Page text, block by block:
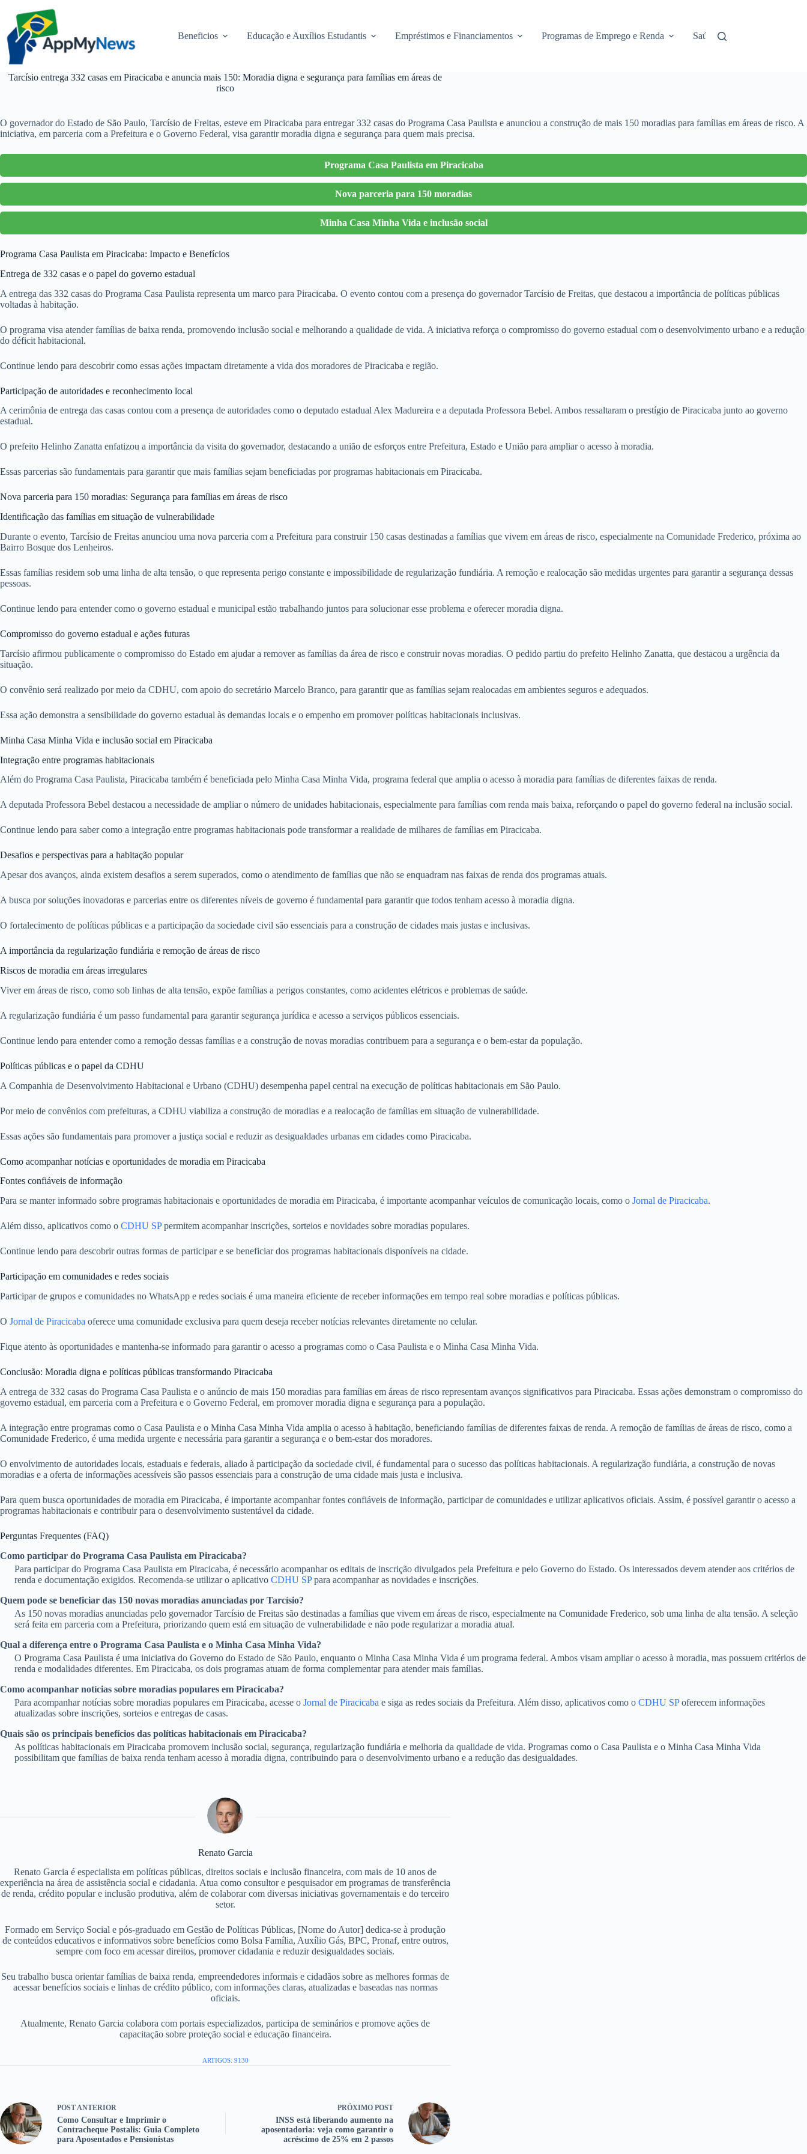
conteúdo
Beneficios Educação e Auxílios Estudantis Empréstimos e Financiamentos Programas de Emprego e Renda Saúde e Assistência
Tarcísio entrega 332 casas em Piracicaba e anuncia mais 150: Moradia digna e segurança para famílias em áreas de
risco
O governador do Estado de São Paulo, Tarcísio de Freitas, esteve em Piracicaba para entregar 332 casas do Programa Casa Paulista e anunciou a construção de mais 150 moradias para famílias em áreas de risco. A
iniciativa, em parceria com a Prefeitura e o Governo Federal, visa garantir moradia digna e segurança para quem mais precisa.
Programa Casa Paulista em Piracicaba
Nova parceria para 150 moradias
Minha Casa Minha Vida e inclusão social
Programa Casa Paulista em Piracicaba: Impacto e Benefícios
Entrega de 332 casas e o papel do governo estadual
A entrega das 332 casas do Programa Casa Paulista representa um marco para Piracicaba. O evento contou com a presença do governador Tarcísio de Freitas, que destacou a importância de políticas públicas
voltadas à habitação.
O programa visa atender famílias de baixa renda, promovendo inclusão social e melhorando a qualidade de vida. A iniciativa reforça o compromisso do governo estadual com o desenvolvimento urbano e a redução
do déficit habitacional.
Continue lendo para descobrir como essas ações impactam diretamente a vida dos moradores de Piracicaba e região.
Participação de autoridades e reconhecimento local
A cerimônia de entrega das casas contou com a presença de autoridades como o deputado estadual Alex Madureira e a deputada Professora Bebel. Ambos ressaltaram o prestígio de Piracicaba junto ao governo
estadual.
O prefeito Helinho Zanatta enfatizou a importância da visita do governador, destacando a união de esforços entre Prefeitura, Estado e União para ampliar o acesso à moradia.
Essas parcerias são fundamentais para garantir que mais famílias sejam beneficiadas por programas habitacionais em Piracicaba.
Nova parceria para 150 moradias: Segurança para famílias em áreas de risco
Identificação das famílias em situação de vulnerabilidade
Durante o evento, Tarcísio de Freitas anunciou uma nova parceria com a Prefeitura para construir 150 casas destinadas a famílias que vivem em áreas de risco, especialmente na Comunidade Frederico, próxima ao
Bairro Bosque dos Lenheiros.
Essas famílias residem sob uma linha de alta tensão, o que representa perigo constante e impossibilidade de regularização fundiária. A remoção e realocação são medidas urgentes para garantir a segurança dessas
pessoas.
Continue lendo para entender como o governo estadual e municipal estão trabalhando juntos para solucionar esse problema e oferecer moradia digna.
Compromisso do governo estadual e ações futuras
Tarcísio afirmou publicamente o compromisso do Estado em ajudar a remover as famílias da área de risco e construir novas moradias. O pedido partiu do prefeito Helinho Zanatta, que destacou a urgência da
situação.
O convênio será realizado por meio da CDHU, com apoio do secretário Marcelo Branco, para garantir que as famílias sejam realocadas em ambientes seguros e adequados.
Essa ação demonstra a sensibilidade do governo estadual às demandas locais e o empenho em promover políticas habitacionais inclusivas.
Minha Casa Minha Vida e inclusão social em Piracicaba
Integração entre programas habitacionais
Além do Programa Casa Paulista, Piracicaba também é beneficiada pelo Minha Casa Minha Vida, programa federal que amplia o acesso à moradia para famílias de diferentes faixas de renda.
A deputada Professora Bebel destacou a necessidade de ampliar o número de unidades habitacionais, especialmente para famílias com renda mais baixa, reforçando o papel do governo federal na inclusão social.
Continue lendo para saber como a integração entre programas habitacionais pode transformar a realidade de milhares de famílias em Piracicaba.
Desafios e perspectivas para a habitação popular
Apesar dos avanços, ainda existem desafios a serem superados, como o atendimento de famílias que não se enquadram nas faixas de renda dos programas atuais.
A busca por soluções inovadoras e parcerias entre os diferentes níveis de governo é fundamental para garantir que todos tenham acesso à moradia digna.
O fortalecimento de políticas públicas e a participação da sociedade civil são essenciais para a construção de cidades mais justas e inclusivas.
A importância da regularização fundiária e remoção de áreas de risco
Riscos de moradia em áreas irregulares
Viver em áreas de risco, como sob linhas de alta tensão, expõe famílias a perigos constantes, como acidentes elétricos e problemas de saúde.
A regularização fundiária é um passo fundamental para garantir segurança jurídica e acesso a serviços públicos essenciais.
Continue lendo para entender como a remoção dessas famílias e a construção de novas moradias contribuem para a segurança e o bem-estar da população.
Políticas públicas e o papel da CDHU
A Companhia de Desenvolvimento Habitacional e Urbano (CDHU) desempenha papel central na execução de políticas habitacionais em São Paulo.
Por meio de convênios com prefeituras, a CDHU viabiliza a construção de moradias e a realocação de famílias em situação de vulnerabilidade.
Essas ações são fundamentais para promover a justiça social e reduzir as desigualdades urbanas em cidades como Piracicaba.
Como acompanhar notícias e oportunidades de moradia em Piracicaba
Fontes confiáveis de informação
Para se manter informado sobre programas habitacionais e oportunidades de moradia em Piracicaba, é importante acompanhar veículos de comunicação locais, como o Jornal de Piracicaba.
Além disso, aplicativos como o CDHU SPpermitem acompanhar inscrições, sorteios e novidades sobre moradias populares.
Continue lendo para descobrir outras formas de participar e se beneficiar dos programas habitacionais disponíveis na cidade.
Participação em comunidades e redes sociais
Participar de grupos e comunidades no WhatsApp e redes sociais é uma maneira eficiente de receber informações em tempo real sobre moradias e políticas públicas.
O Jornal de Piracicaba oferece uma comunidade exclusiva para quem deseja receber notícias relevantes diretamente no celular.
Fique atento às oportunidades e mantenha-se informado para garantir o acesso a programas como o Casa Paulista e o Minha Casa Minha Vida.
Conclusão: Moradia digna e políticas públicas transformando Piracicaba
A entrega de 332 casas do Programa Casa Paulista e o anúncio de mais 150 moradias para famílias em áreas de risco representam avanços significativos para Piracicaba. Essas ações demonstram o compromisso do
governo estadual, em parceria com a Prefeitura e o Governo Federal, em promover moradia digna e segurança para a população.
A integração entre programas como o Casa Paulista e o Minha Casa Minha Vida amplia o acesso à habitação, beneficiando famílias de diferentes faixas de renda. A remoção de famílias de áreas de risco, como a
Comunidade Frederico, é uma medida urgente e necessária para garantir a segurança e o bem-estar dos moradores.
O envolvimento de autoridades locais, estaduais e federais, aliado à participação da sociedade civil, é fundamental para o sucesso das políticas habitacionais. A regularização fundiária, a construção de novas
moradias e a oferta de informações acessíveis são passos essenciais para a construção de uma cidade mais justa e inclusiva.
Para quem busca oportunidades de moradia em Piracicaba, é importante acompanhar fontes confiáveis de informação, participar de comunidades e utilizar aplicativos oficiais. Assim, é possível garantir o acesso a
programas habitacionais e contribuir para o desenvolvimento sustentável da cidade.
Perguntas Frequentes (FAQ)
Como participar do Programa Casa Paulista em Piracicaba?
Para participar do Programa Casa Paulista em Piracicaba, é necessário acompanhar os editais de inscrição divulgados pela Prefeitura e pelo Governo do Estado. Os interessados devem atender aos critérios de
renda e documentação exigidos. Recomenda-se utilizar o aplicativo CDHU SPpara acompanhar as novidades e inscrições.
Quem pode se beneficiar das 150 novas moradias anunciadas por Tarcísio?
As 150 novas moradias anunciadas pelo governador Tarcísio de Freitas são destinadas a famílias que vivem em áreas de risco, especialmente na Comunidade Frederico, sob uma linha de alta tensão. A seleção
será feita em parceria com a Prefeitura, priorizando quem está em situação de vulnerabilidade e não pode regularizar a moradia atual.
Qual a diferença entre o Programa Casa Paulista e o Minha Casa Minha Vida?
O Programa Casa Paulista é uma iniciativa do Governo do Estado de São Paulo, enquanto o Minha Casa Minha Vida é um programa federal. Ambos visam ampliar o acesso à moradia, mas possuem critérios de
renda e modalidades diferentes. Em Piracicaba, os dois programas atuam de forma complementar para atender mais famílias.
Como acompanhar notícias sobre moradias populares em Piracicaba?
Para acompanhar notícias sobre moradias populares em Piracicaba, acesse o Jornal de Piracicaba e siga as redes sociais da Prefeitura. Além disso, aplicativos como o CDHU SPoferecem informações
atualizadas sobre inscrições, sorteios e entregas de casas.
Quais são os principais benefícios das políticas habitacionais em Piracicaba?
As políticas habitacionais em Piracicaba promovem inclusão social, segurança, regularização fundiária e melhoria da qualidade de vida. Programas como o Casa Paulista e o Minha Casa Minha Vida
possibilitam que famílias de baixa renda tenham acesso à moradia digna, contribuindo para o desenvolvimento urbano e a redução das desigualdades.
Renato Garcia
Renato Garcia é especialista em políticas públicas, direitos sociais e inclusão financeira, com mais de 10 anos de
experiência na área de assistência social e cidadania. Atua como consultor e pesquisador em programas de transferência
de renda, crédito popular e inclusão produtiva, além de colaborar com diversas iniciativas governamentais e do terceiro
setor.
Formado em Serviço Social e pós-graduado em Gestão de Políticas Públicas, [Nome do Autor] dedica-se à produção
de conteúdos educativos e informativos sobre benefícios como Bolsa Família, Auxílio Gás, BPC, Pronaf, entre outros,
sempre com foco em acessar direitos, promover cidadania e reduzir desigualdades sociais.
Seu trabalho busca orientar famílias de baixa renda, empreendedores informais e cidadãos sobre as melhores formas de
acessar benefícios sociais e linhas de crédito público, com informações claras, atualizadas e baseadas nas normas
oficiais.
Atualmente, Renato Garcia colabora com portais especializados, participa de seminários e promove ações de
capacitação sobre proteção social e educação financeira.
ARTIGOS: 9130
POSTANTERIOR
Como Consultar e Imprimir o
Contracheque Postalis: Guia Completo
para Aposentados e Pensionistas
PRÓXIMO POST
INSS está liberando aumento na
aposentadoria: veja como garantir o
acréscimo de 25% em 2 passos